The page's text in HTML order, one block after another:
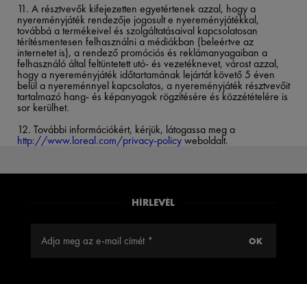
11. A résztvevők kifejezetten egyetértenek azzal, hogy a
nyereményjáték rendezője jogosult e nyereményjátékkal,
továbbá a termékeivel és szolgáltatásaival kapcsolatosan
térítésmentesen felhasználni a médiákban (beleértve az
internetet is), a rendező promóciós és reklámanyagaiban a
felhasználó által feltüntetett utó- és vezetéknevet, várost azzal,
hogy a nyereményjáték időtartamának lejártát követő 5 éven
belül a nyereménnyel kapcsolatos, a nyereményjáték résztvevőit
tartalmazó hang- és képanyagok rögzítésére és közzétételére is
sor kerülhet.​
12. További információkért, kérjük, látogassa meg a
http://www.loreal.com/privacy-policyweboldalt.
HÍRLEVÉL